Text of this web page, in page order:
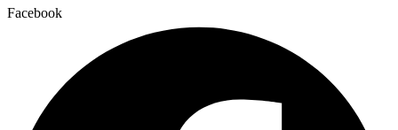
Facebook